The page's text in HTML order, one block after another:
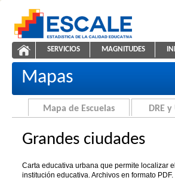
ESCALE - Unidad de
Grandes ciudades
NAVEGACIÓN
SERVICIOS MAGNITUDES
Mapas
Mapa de Escuelas DRE y
Grandes ciudades
Carta educativa urbana que permite localizar
institución educativa. Archivos en formato PDF.